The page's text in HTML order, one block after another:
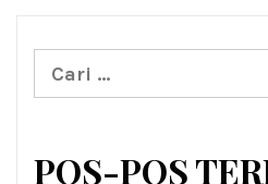
Cari
untuk:
POS-POS